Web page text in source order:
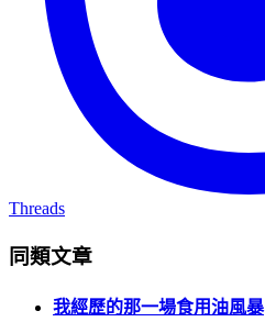
Threads
同類文章
我經歷的那一場食用油風暴